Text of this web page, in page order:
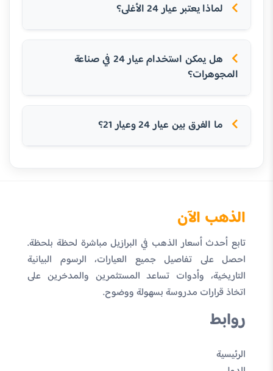
لماذا يعتبر عيار 24 الأغلى؟
هل يمكن استخدام عيار 24 في صناعة
المجوهرات؟
ما الفرق بين عيار 24 وعيار 21؟
الذهب الآن
تابع أحدث أسعار الذهب في البرازيل مباشرة لحظة بلحظة.
احصل على تفاصيل جميع العيارات، الرسوم البيانية
التاريخية، وأدوات تساعد المستثمرين والمدخرين على
اتخاذ قرارات مدروسة بسهولة ووضوح.
روابط
الرئيسية